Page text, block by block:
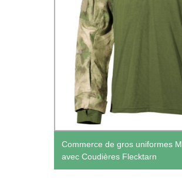
Commerce de gros uniformes
avec Coudières Flecktarn